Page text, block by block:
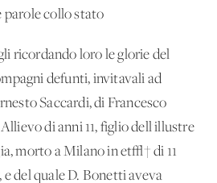
parole collo stato
ricordando loro le glorie del
defunti, invitavali ad
Saccardi, di Francesco
di anni 11, figlio dell'illustre
morto a Milano in et√† di 11
e del quale D. Bonetti aveva